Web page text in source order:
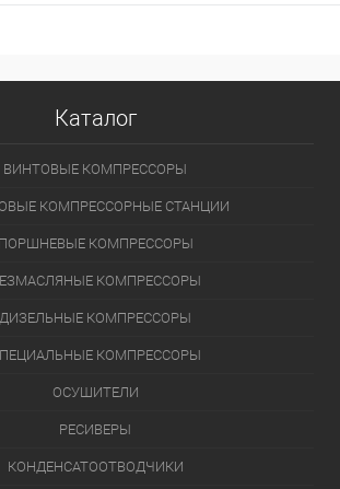
Каталог
ВИНТОВЫЕ КОМПРЕССОРЫ
КОМПРЕССОРНЫЕ СТАНЦИИ
ПОРШНЕВЫЕ КОМПРЕССОРЫ
КОМПРЕССОРЫ
ДИЗЕЛЬНЫЕ КОМПРЕССОРЫ
КОМПРЕССОРЫ
ОСУШИТЕЛИ
РЕСИВЕРЫ
КОНДЕНСАТООТВОДЧИКИ